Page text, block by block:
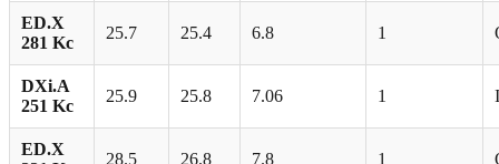
ED.X
281 Kc
25.7 25.4 6.8 1
DXi.A
251 Kc
25.9 25.8 7.06 1
ED.X
28.5 26.8 7.8 1